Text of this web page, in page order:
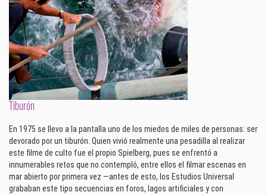
Tiburón
En 1975 se llevo a la pantalla uno de los miedos de miles de personas: ser
devorado por un tiburón. Quien vivió realmente una pesadilla al realizar
este filme de culto fue el propio Spielberg, pues se enfrentó a
innumerables retos que no contempló, entre ellos el filmar escenas en
mar abierto por primera vez —antes de esto, los Estudios Universal
grababan este tipo secuencias en foros, lagos artificiales y con